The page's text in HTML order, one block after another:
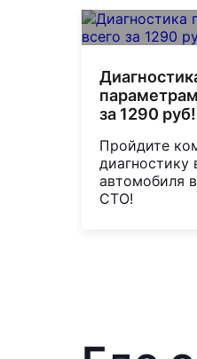
за 1290 руб!
Пройдите
диагностику
автомобиля
СТО!